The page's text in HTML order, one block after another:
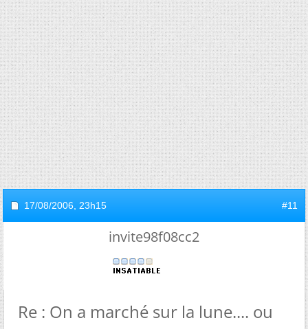
17/08/2006, 23h15 #11
invite98f08cc2
Re : On a marché sur la lune.... ou